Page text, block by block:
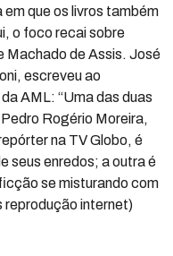
que os livros também
o foco recai sobre
Machado de Assis. José
escreveu ao
AML: “Uma das duas
Rogério Moreira,
na TV Globo, é
seus enredos; a outra é
se misturando com
reprodução internet)